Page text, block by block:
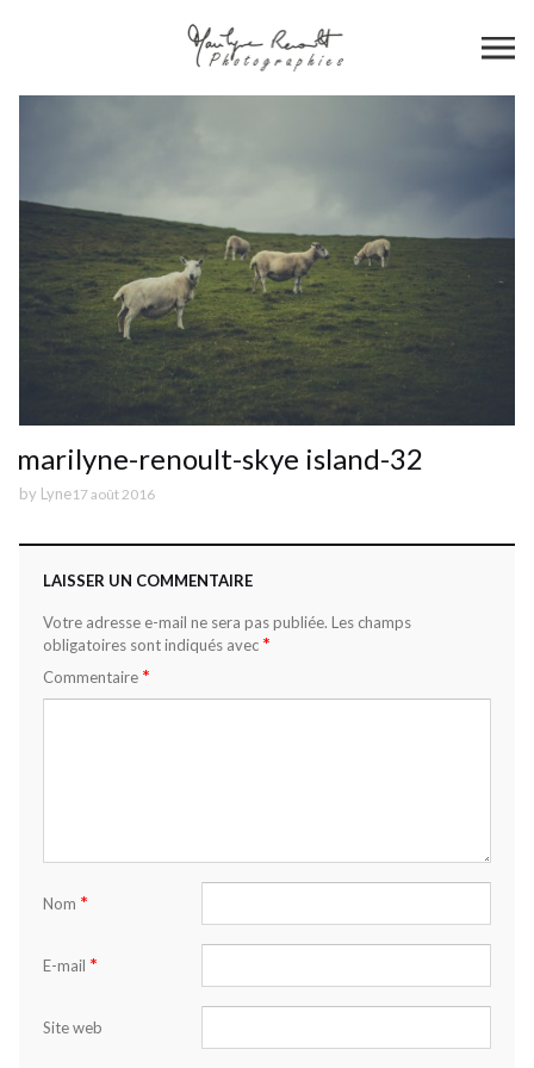
marilyne-renoult-skye island-32
by Lyne17 août 2016
LAISSER UN COMMENTAIRE
Votre adresse e-mail ne sera pas publiée. Les champs
obligatoires sont indiqués avec *
Commentaire *
Nom *
E-mail *
Site web